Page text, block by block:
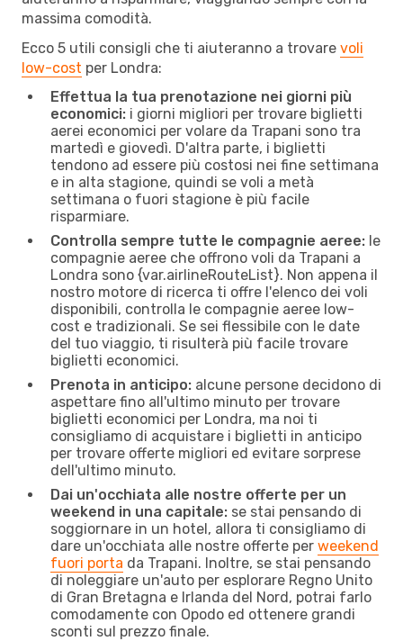
massima comodità.
Ecco 5 utili consigli che ti aiuteranno a trovare voli
low-cost per Londra:
Effettua la tua prenotazione nei giorni più
economici: i giorni migliori per trovare biglietti
aerei economici per volare da Trapani sono tra
martedì e giovedì. D'altra parte, i biglietti
tendono ad essere più costosi nei fine settimana
e in alta stagione, quindi se voli a metà
settimana o fuori stagione è più facile
risparmiare.
Controlla sempre tutte le compagnie aeree: le
compagnie aeree che offrono voli da Trapani a
Londra sono {​var.airlineRouteList}. Non appena il
nostro motore di ricerca ti offre l'elenco dei voli
disponibili, controlla le compagnie aeree low-
cost e tradizionali. Se sei flessibile con le date
del tuo viaggio, ti risulterà più facile trovare
biglietti economici.
Prenota in anticipo: alcune persone decidono di
aspettare fino all'ultimo minuto per trovare
biglietti economici per Londra, ma noi ti
consigliamo di acquistare i biglietti in anticipo
per trovare offerte migliori ed evitare sorprese
dell'ultimo minuto.
Dai un'occhiata alle nostre offerte per un
weekend in una capitale: se stai pensando di
soggiornare in un hotel, allora ti consigliamo di
dare un'occhiata alle nostre offerte per weekend
fuori porta da Trapani. Inoltre, se stai pensando
di noleggiare un'auto per esplorare Regno Unito
di Gran Bretagna e Irlanda del Nord, potrai farlo
comodamente con Opodo ed ottenere grandi
sconti sul prezzo finale.